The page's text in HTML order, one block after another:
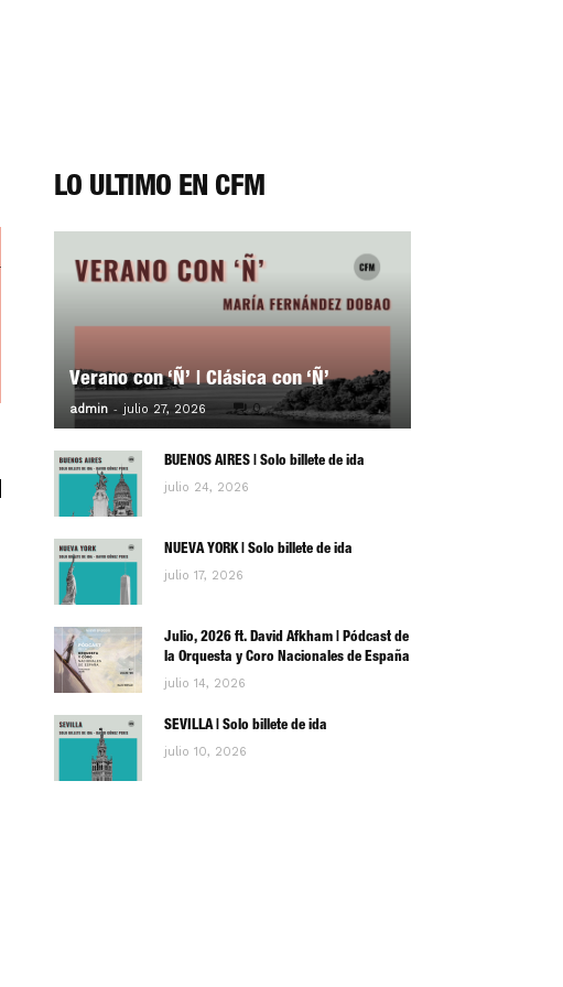
LO ÚLTIMO EN CFM
Verano con ‘Ñ’ | Clásica con ‘Ñ’
admin - julio 27, 2026 0
BUENOS AIRES | Solo billete de ida
julio 24, 2026
NUEVA YORK | Solo billete de ida
julio 17, 2026
Julio, 2026 ft. David Afkham | Pódcast de
la Orquesta y Coro Nacionales de España
julio 14, 2026
SEVILLA | Solo billete de ida
julio 10, 2026